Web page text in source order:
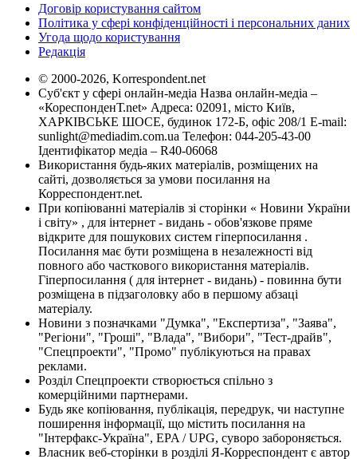
Договір користування сайтом
Політика у сфері конфіденційності і персональних даних
Угода щодо користування
Редакція
© 2000-2026, Korrespondent.net
Суб'єкт у сфері онлайн-медіа Назва онлайн-медіа –
«КореспонденТ.net» Адреса: 02091, місто Київ,
ХАРКІВСЬКЕ ШОСЕ, будинок 172-Б, офіс 208/1 E-mail:
sunlight@mediadim.com.ua Телефон: 044-205-43-00
Ідентифікатор медіа – R40-06068
Використання будь-яких матеріалів, розміщених на
сайті, дозволяється за умови посилання на
Корреспондент.net.
При копіюванні матеріалів зі сторінки « Новини України
і світу» , для інтернет - видань - обов'язкове пряме
відкрите для пошукових систем гіперпосилання .
Посилання має бути розміщена в незалежності від
повного або часткового використання матеріалів.
Гіперпосилання ( для інтернет - видань) - повинна бути
розміщена в підзаголовку або в першому абзаці
матеріалу.
Новини з позначками "Думка", "Експертиза", "Заява",
"Регіони", "Гроші", "Влада", "Вибори", "Тест-драйв",
"Спецпроекти", "Промо" публікуються на правах
реклами.
Розділ Спецпроекти створюється спільно з
комерційними партнерами.
Будь яке копіювання, публікація, передрук, чи наступне
поширення інформації, що містить посилання на
"Інтерфакс-Україна", EPA / UPG, суворо забороняється.
Власник веб-сторінки в розділі Я-Корреспондент є автор